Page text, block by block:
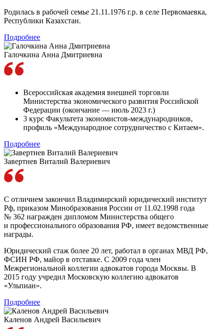
Родилась в рабочей семье 21.11.1976 г.р. в селе Первомаевка,
Республики Казахстан.
Подробнее
Галочкина Анна Дмитриевна
Всероссийская академия внешней торговли
Министерства экономического развития Российской
Федерации (окончание — июль 2023 г.)
3 курс Факультета экономистов-международников,
профиль «Международное сотрудничество с Китаем».
Подробнее
Завертнев Виталий Валериевич
C отличием закончил Владимирский юридический институт
Рф, приказом Минобразования России от 11.02.1998 года
№ 362 награжден дипломом Министерства общего
и профессионального образования РФ, имеет ведомственные
награды.
Юридический стаж более 20 лет, работал в органах МВД РФ,
ФСИН РФ, майор в отставке. С 2009 года член
Межрегиональной коллегии адвокатов города Москвы. В
2015 году учредил Московскую коллегию адвокатов
«Ульпиан».
Подробнее
Каленов Андрей Васильевич